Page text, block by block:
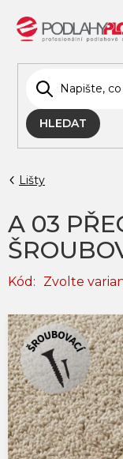
obsah
HLEDAT
Lišty
A 03
Kód: Zvolte